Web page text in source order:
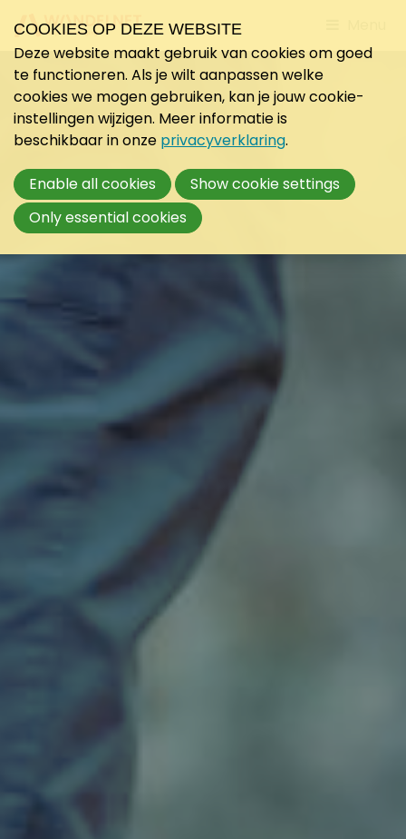
to
COOKIES OP DEZE WEBSITE
Deze website maakt gebruik van cookies om goed
te functioneren. Als je wilt aanpassen welke
cookies we mogen gebruiken, kan je jouw cookie-
instellingen wijzigen. Meer informatie is
beschikbaar in onze privacyverklaring.
Enable all cookies
Show cookie settings
Only essential cookies